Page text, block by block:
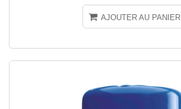
AJOUTER AU PANIER